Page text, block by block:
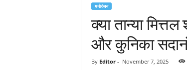
मनोरंजन
क्या तान्या
और कुनिका
By Editor- November 7, 2025